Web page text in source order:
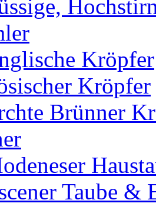
Kröpfer
Kröpfer
Brünner
Taube &